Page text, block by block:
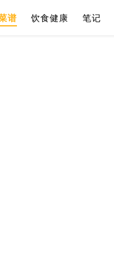
谱 饮食健康 笔记